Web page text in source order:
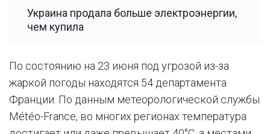
Украина продала больше электроэнергии,
чем купила
По состоянию на 23 июня под угрозой из-за
жаркой погоды находятся 54 департамента
Франции. По данным метеорологической службы
Météo-France, во многих регионах температура